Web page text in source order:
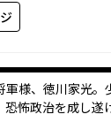
軍様、徳川家光。
恐怖政治を成し